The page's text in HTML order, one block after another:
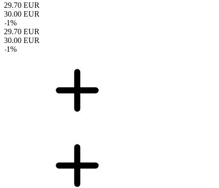
29.70 EUR
30.00 EUR
-1%
29.70 EUR
30.00 EUR
-1%